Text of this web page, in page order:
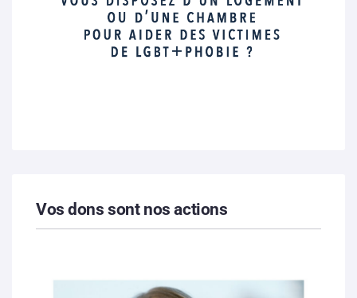
Vos dons sont nos actions